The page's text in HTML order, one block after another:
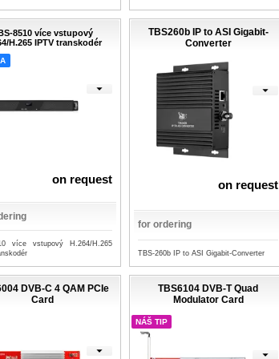
8510 více vstupový
H.265 IPTV transkodér
on request
více vstupový H.264/H.265
TBS260b IP to ASI Gigabit-
Converter
on request
for ordering
TBS-260b IP to ASI Gigabit-Converter
DVB-C 4 QAM PCIe
Card
TBS6104 DVB-T Quad
Modulator Card
NÁŠ TIP